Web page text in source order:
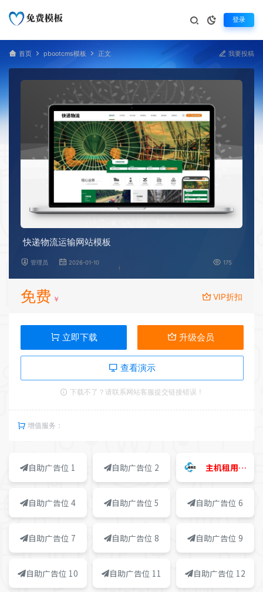
登录
首页 pbootcms模板 正文 我要投稿
快递物流运输网站模板
管理员 2026-01-10 175
免费 ￥ VIP折扣
立即下载 升级会员
查看演示
下载不了？请联系网站客服提交链接错误！
增值服务：
自助广告位 1 自助广告位 2 主机租用价格优惠
自助广告位 4 自助广告位 5 自助广告位 6
自助广告位 7 自助广告位 8 自助广告位 9
自助广告位 10 自助广告位 11 自助广告位 12